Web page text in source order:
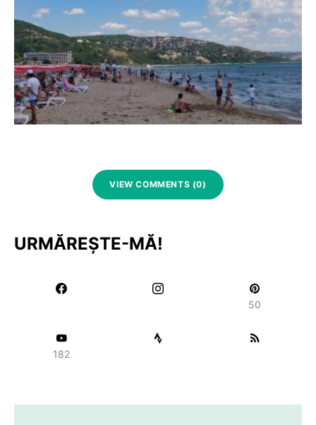
VIEW COMMENTS (0)
URMĂREȘTE-MĂ!
50
182